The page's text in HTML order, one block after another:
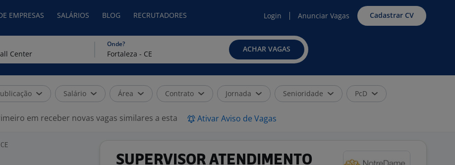
EMPRESAS SALÁRIOS BLOG RECRUTADORES Login Anunciar Vagas Cadastrar CV
Onde?
ACHAR VAGAS
Salário Área Contrato Jornada Senioridade PcD
em receber novas vagas similares a esta Ativar Aviso de Vagas
SUPERVISOR ATENDIMENTO